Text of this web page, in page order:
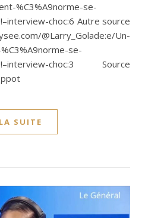
%C3%A9norme-se-
choc:6 Autre source
@Larry_Golade:e/Un-
se-
!–interview-choc:3 Source
SUITE